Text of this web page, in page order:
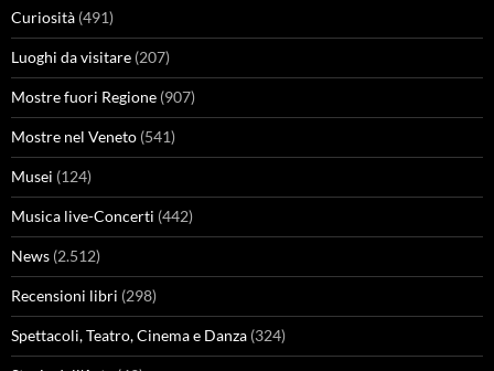
Curiosità (491)
Luoghi da visitare (207)
Mostre fuori Regione (907)
Mostre nel Veneto (541)
Musei (124)
Musica live-Concerti (442)
News (2.512)
Recensioni libri (298)
Spettacoli, Teatro, Cinema e Danza (324)